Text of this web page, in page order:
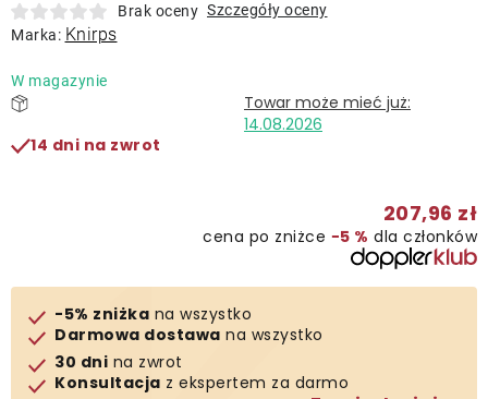
Kolekcja
Kontakt
Brak oceny Szczegóły oceny
Marka: Knirps
W magazynie
14.08.2026
14 dni na zwrot
207,96 zł
cena po zniżce −5 % dla członków
-5% zniżka na wszystko
Darmowa dostawa na wszystko
30 dni na zwrot
Konsultacja z ekspertem za darmo